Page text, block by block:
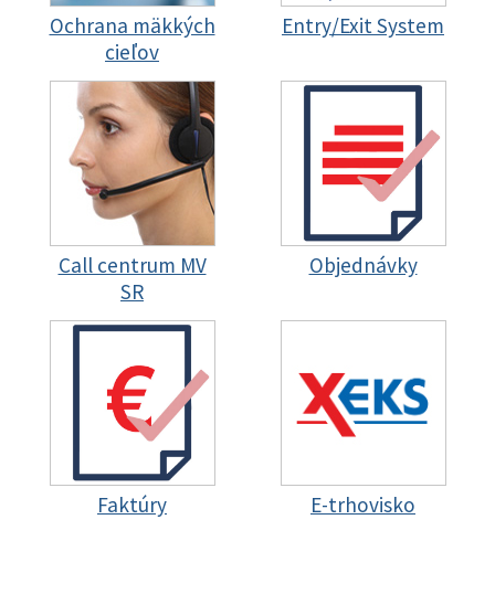
Ochrana mäkkých
cieľov
Entry/Exit System
Call centrum MV
SR
Objednávky
Faktúry E-trhovisko